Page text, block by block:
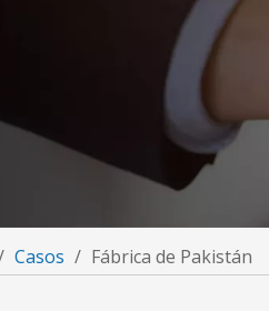
Casos / Fábrica de Pakistán